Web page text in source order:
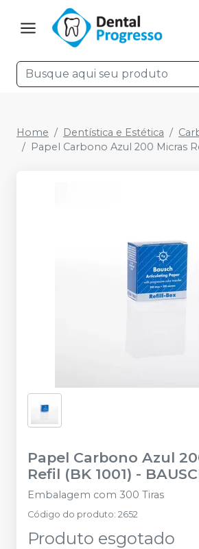
Home Dentística e Estética
Papel Carbono Azul 200 Micras
Papel Carbono Azul
Refil (BK 1001) -
Embalagem com 300 Tiras
Código do produto: 2652
Produto esgotado